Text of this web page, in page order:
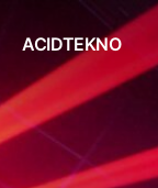
ACIDTEKNO